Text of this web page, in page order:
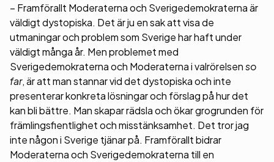
– Framförallt Moderaterna och Sverigedemokraterna är
väldigt dystopiska. Det är ju en sak att visa de
utmaningar och problem som Sverige har haft under
väldigt många år. Men problemet med
Sverigedemokraterna och Moderaterna i valrörelsenso
far, är att man stannar vid det dystopiska och inte
presenterar konkreta lösningar och förslag på hur det
kan bli bättre. Man skapar rädsla och ökar grogrunden för
främlingsfientlighet och misstänksamhet. Det tror jag
inte någon i Sverige tjänar på. Framförallt bidrar
Moderaterna och Sverigedemokraterna till en